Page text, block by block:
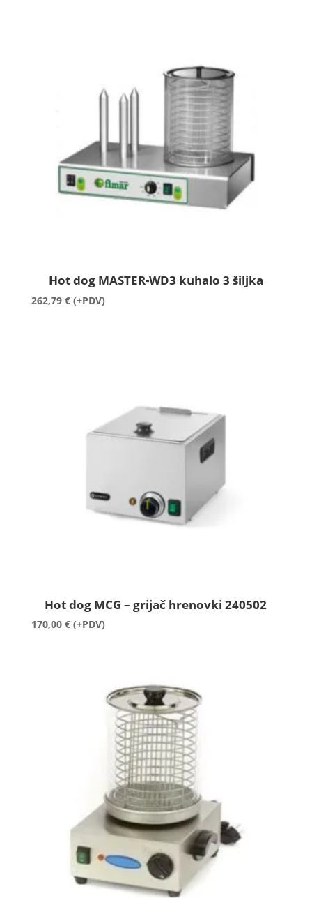
Hot dog MASTER-WD3 kuhalo 3 šiljka
262,79 € (+PDV)
Hot dog MCG – grijač hrenovki 240502
170,00 € (+PDV)